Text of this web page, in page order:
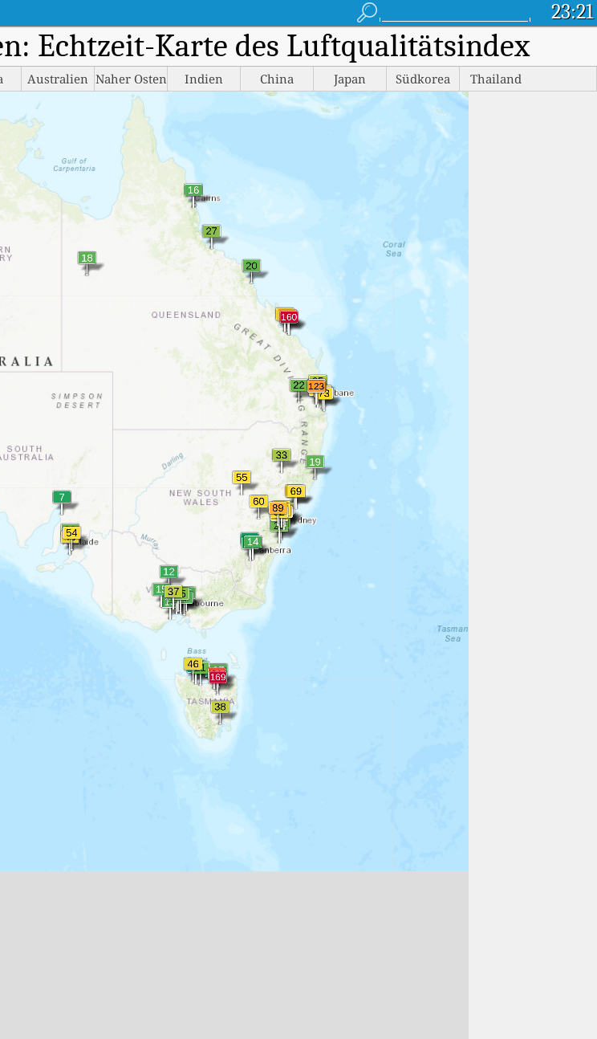
23:21
Echtzeit-Karte des Luftqualitätsindex
Australien Naher Osten Indien China Japan Südkorea Thailand